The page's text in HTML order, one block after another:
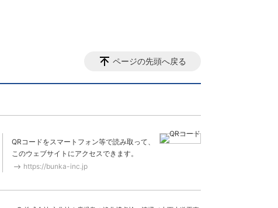
ページの先頭へ戻る
QRコードをスマートフォン等で読み取って、
このウェブサイトにアクセスできます。
https://bunka-inc.jp